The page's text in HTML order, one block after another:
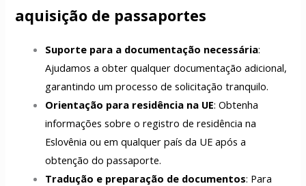
aquisição de passaportes
Suporte para a documentação necessária:
Ajudamos a obter qualquer documentação adicional,
garantindo um processo de solicitação tranquilo.
Orientação para residência na UE: Obtenha
informações sobre o registro de residência na
Eslovênia ou em qualquer país da UE após a
obtenção do passaporte.
Tradução e preparação de documentos: Para